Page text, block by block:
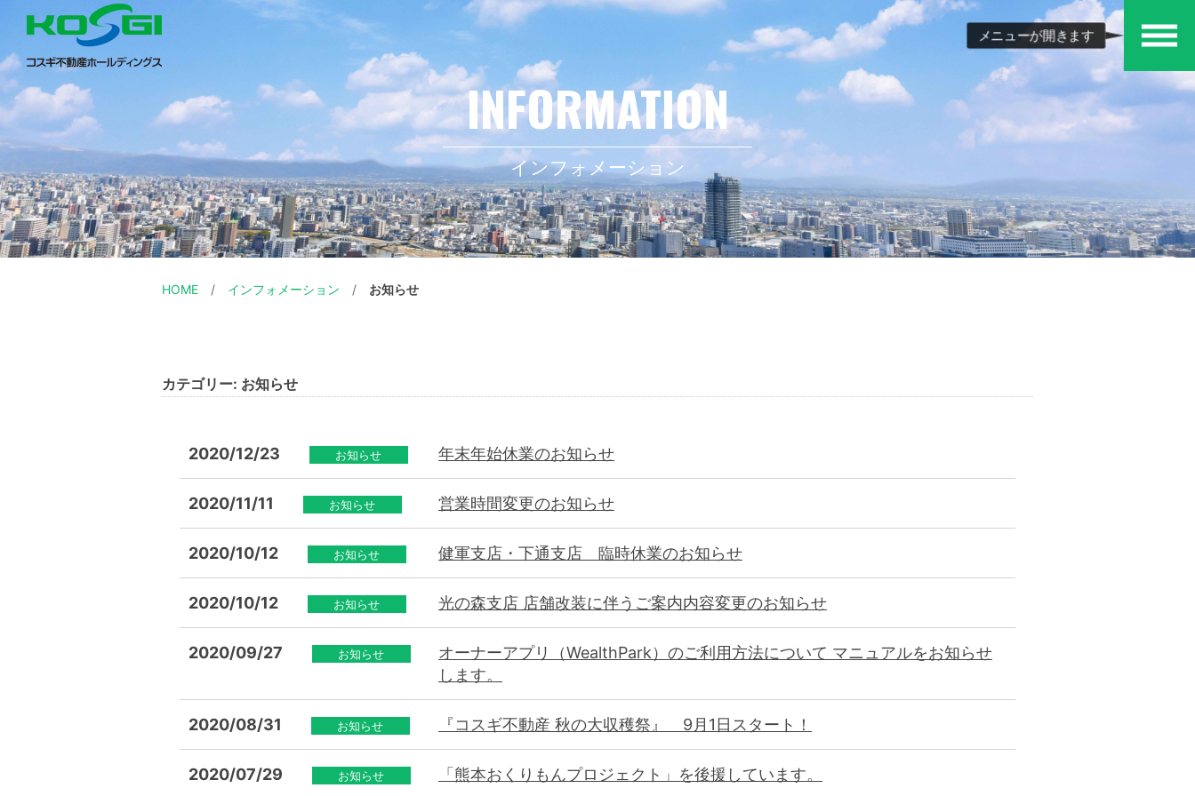
メニューが開きます
メ
ニュ
インフォメーション
HOME インフォメーション お知らせ
カテゴリー: お知らせ
2020/12/23 お知らせ 年末年始休業のお知らせ
2020/11/11 お知らせ 営業時間変更のお知らせ
2020/10/12 お知らせ 健軍支店・下通支店 臨時休業のお知らせ
2020/10/12 お知らせ 光の森支店 店舗改装に伴うご案内内容変更のお知らせ
2020/09/27 お知らせ
オーナーアプリ（WealthPark）のご利用方法について マニュアルをお知らせ
します。
2020/08/31 お知らせ 『コスギ不動産 秋の大収穫祭』 9月1日スタート！
2020/07/29 お知らせ 「熊本おくりもんプロジェクト」を後援しています。